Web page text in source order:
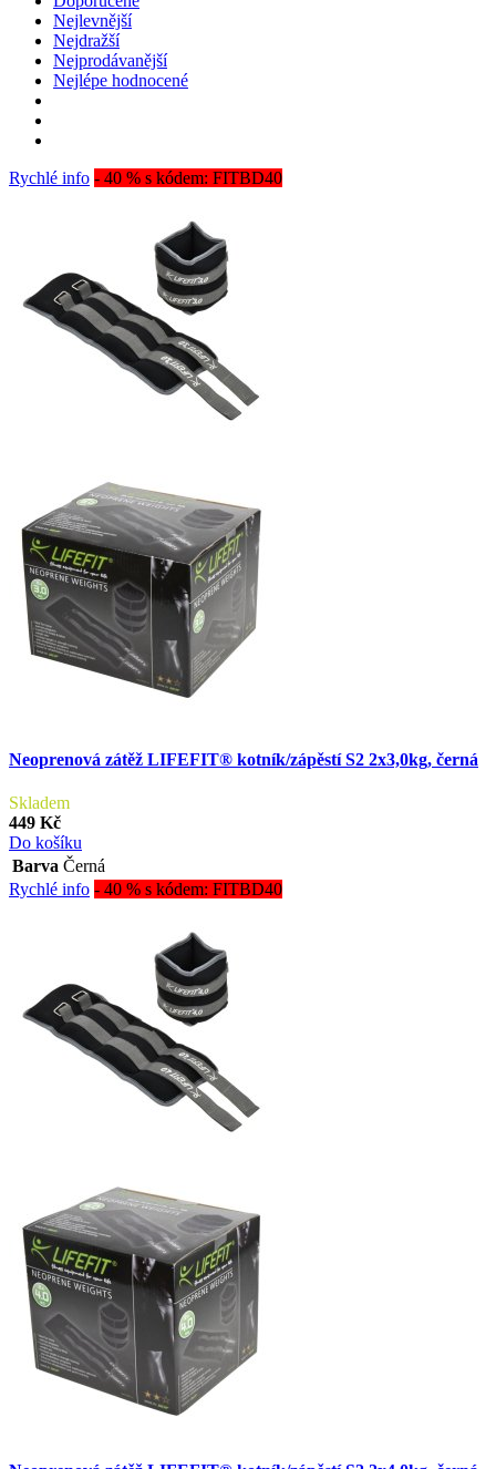
Nejlevnější
Nejdražší
Nejprodávanější
Nejlépe hodnocené
Rychlé info - 40 % s kódem: FITBD40
Neoprenová zátěž LIFEFIT® kotník/zápěstí S2 2x3,0kg, černá
Skladem
449 Kč
Do košíku
Barva Černá
Rychlé info - 40 % s kódem: FITBD40